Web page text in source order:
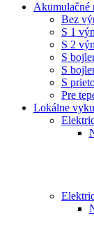
Akumulačné
Bez
S 1
S 2
S
S
S
Pre
Lokálne